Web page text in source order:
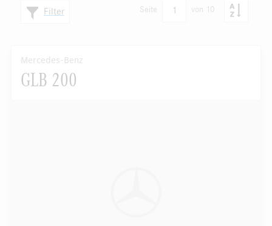
Filter Seite 1 von 10
Mercedes-Benz
GLB 200